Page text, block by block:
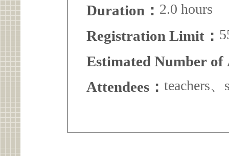
Duration： 2.0 hours
Registration Limit：
Estimated Number of
Attendees： teachers、